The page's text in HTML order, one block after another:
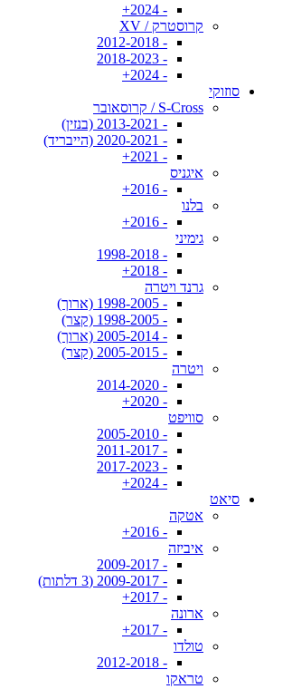
- 2024+
קרוסטרק / XV
- 2012-2018
- 2018-2023
- 2024+
סוזוקי
S-Cross / קרוסאובר
- 2013-2021 (בנזין)
- 2020-2021 (הייבריד)
- 2021+
איגניס
- 2016+
בלנו
- 2016+
גימיני
- 1998-2018
- 2018+
גרנד ויטרה
- 1998-2005 (ארוך)
- 1998-2005 (קצר)
- 2005-2014 (ארוך)
- 2005-2015 (קצר)
ויטרה
- 2014-2020
- 2020+
סוויפט
- 2005-2010
- 2011-2017
- 2017-2023
- 2024+
סיאט
אטקה
- 2016+
איביזה
- 2009-2017
- 2009-2017 (3 דלתות)
- 2017+
ארונה
- 2017+
טולדו
- 2012-2018
טראקו